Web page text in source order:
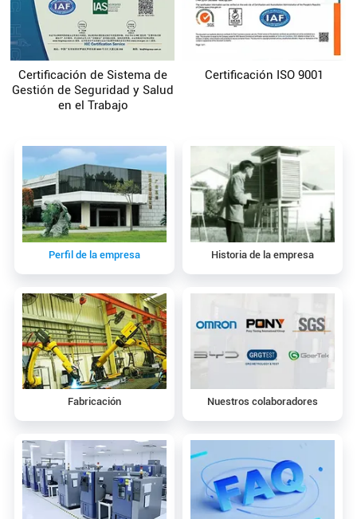
Certificación de Sistema de
Gestión de Seguridad y Salud
en el Trabajo
Certificación ISO 9001
Perfil de la empresa Historia de la empresa
Fabricación Nuestros colaboradores